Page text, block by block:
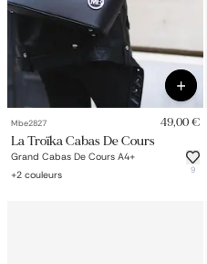
Mbe2827 49,00 €
La Troïka Cabas De Cours
Grand Cabas De Cours A4+
9
+2 couleurs